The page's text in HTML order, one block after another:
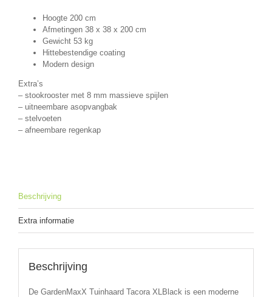
Hoogte 200 cm
Afmetingen 38 x 38 x 200 cm
Gewicht 53 kg
Hittebestendige coating
Modern design
Extra’s
– stookrooster met 8 mm massieve spijlen
– uitneembare asopvangbak
– stelvoeten
– afneembare regenkap
Beschrijving
Extra informatie
Beschrijving
De GardenMaxX Tuinhaard Tacora XLBlack is een moderne